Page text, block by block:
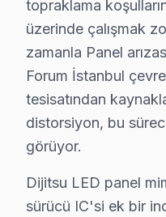
Yenidoğan'da Dijitsu
Yenidoğan Mahallesi,
Yıldırım'da Dijitsu
Yıldırım Mahallesi,
Dijitsu Teknoloji
Dijitsu markası,
topraklama
üzerinde çalışmak
zamanla Panel
Forum İstanbul
tesisatından
distorsiyon, bu
görüyor.
Dijitsu LED panel
sürücü IC'si ek bir